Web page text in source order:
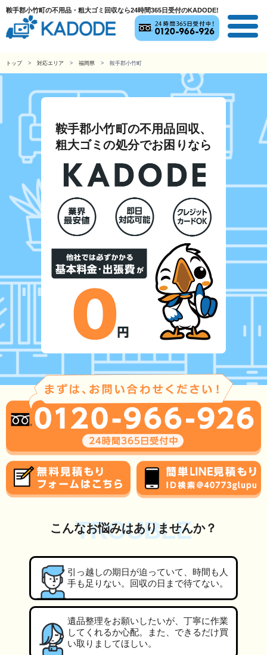
鞍手郡小竹町の不用品・粗大ゴミ回収なら24時間365日受付のKADODE!
トップ 対応エリア 福岡県 鞍手郡小竹町
鞍手郡小竹町の不用品回収、
粗大ゴミの処分でお困りなら
TROUBLE
こんなお悩みはありませんか？
引っ越しの期日が迫っていて、時間も人
手も足りない。回収の日まで待てない。
遺品整理をお願いしたいが、丁寧に作業
してくれるか心配。また、できるだけ買
い取りましてほしい。